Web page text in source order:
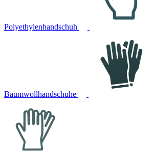
Polyethylenhandschuh
Baumwollhandschuhe